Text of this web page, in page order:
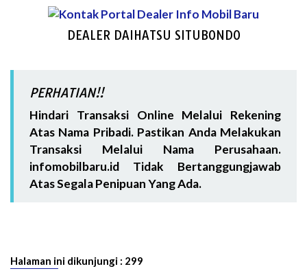
DEALER DAIHATSU SITUBONDO
PERHATIAN!!
Hindari Transaksi Online Melalui Rekening
Atas Nama Pribadi. Pastikan Anda Melakukan
Transaksi Melalui Nama Perusahaan.
infomobilbaru.id Tidak Bertanggungjawab
Atas Segala Penipuan Yang Ada.
Halaman ini dikunjungi : 299